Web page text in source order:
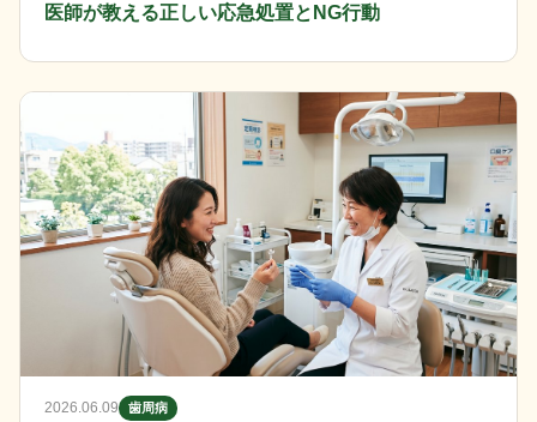
医師が教える正しい応急処置とNG行動
2026.06.09 歯周病